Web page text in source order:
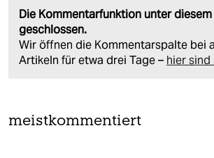
Die Kommentarfunktion unter
geschlossen.
Wir öffnen die Kommentarspalte bei
Artikeln für etwa drei Tage – hier sind
meistkommentiert